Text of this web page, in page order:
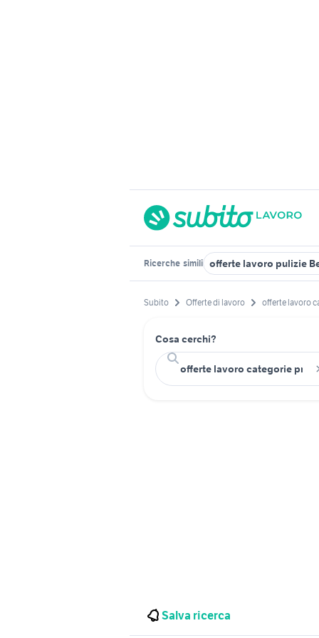
Ricerche simili offerte lavoro pulizie
Subito Offerte di lavoro offerte lavoro
Cosa cerchi?
Salva ricerca